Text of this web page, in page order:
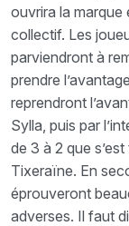
ouvrira la marque
collectif. Les
parviendront à
prendre
reprendront
Sylla, puis par
de 3 à 2 que
Tixeraïne. En
éprouveront
adverses. Il faut